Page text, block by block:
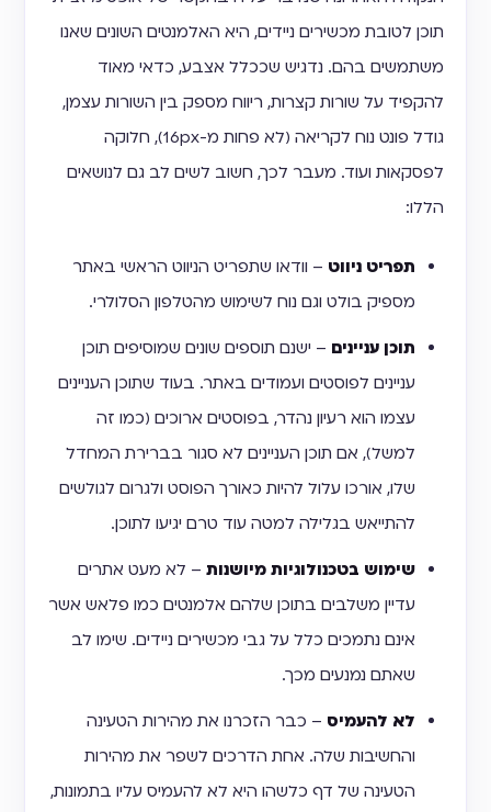
תוכן לטובת מכשירים ניידים, היא האלמנטים השונים שאנו
משתמשים בהם. נדגיש שככלל אצבע, כדאי מאוד
להקפיד על שורות קצרות, ריווח מספק בין השורות עצמן,
גודל פונט נוח לקריאה (לא פחות מ-16px), חלוקה
לפסקאות ועוד. מעבר לכך, חשוב לשים לב גם לנושאים
הללו:
תפריט ניווט – וודאו שתפריט הניווט הראשי באתר
מספיק בולט וגם נוח לשימוש מהטלפון הסלולרי.
תוכן עניינים – ישנם תוספים שונים שמוסיפים תוכן
עניינים לפוסטים ועמודים באתר. בעוד שתוכן העניינים
עצמו הוא רעיון נהדר, בפוסטים ארוכים (כמו זה
למשל), אם תוכן העניינים לא סגור בברירת המחדל
שלו, אורכו עלול להיות כאורך הפוסט ולגרום לגולשים
להתייאש בגלילה למטה עוד טרם יגיעו לתוכן.
שימוש בטכנולוגיות מיושנות – לא מעט אתרים
עדיין משלבים בתוכן שלהם אלמנטים כמו פלאש אשר
אינם נתמכים כלל על גבי מכשירים ניידים. שימו לב
שאתם נמנעים מכך.
לא להעמיס – כבר הזכרנו את מהירות הטעינה
והחשיבות שלה. אחת הדרכים לשפר את מהירות
הטעינה של דף כלשהו היא לא להעמיס עליו בתמונות,